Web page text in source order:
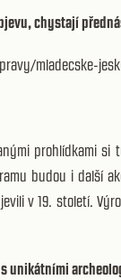
chystají
mladecske-
prohlídkami
budou i další
v 19. století.
unikátními